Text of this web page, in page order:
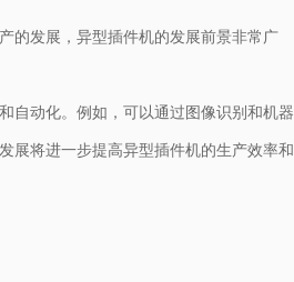
的发展，异型插件机的发展前景非常广
自动化。例如，可以通过图像识别和机器
展将进一步提高异型插件机的生产效率和